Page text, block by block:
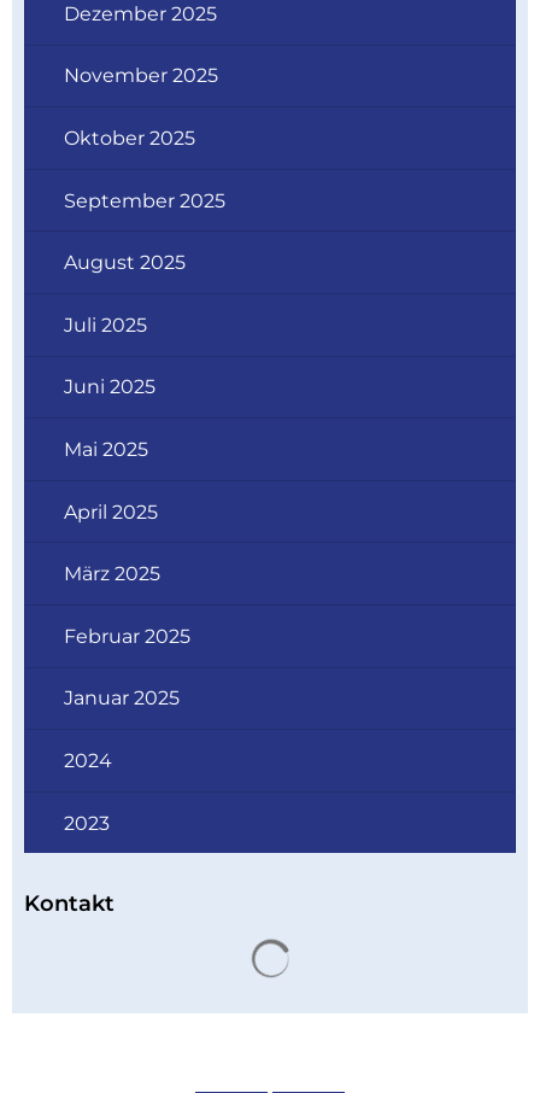
Dezember 2025
November 2025
Oktober 2025
September 2025
August 2025
Juli 2025
Juni 2025
Mai 2025
April 2025
März 2025
Februar 2025
Januar 2025
2024
2023
Kontakt